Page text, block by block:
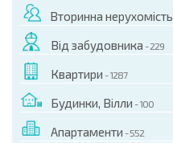
Вторинна нерухомість
Від забудовника - 229
Квартири - 1287
Будинки, Вілли - 100
Апартаменти - 552